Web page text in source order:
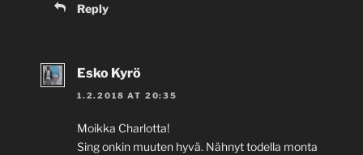
Reply
Esko Kyrö
1.2.2018 AT 20:35
Moikka Charlotta!
Sing onkin muuten hyvä. Nähnyt todella monta